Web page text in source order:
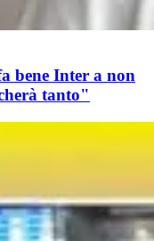
bene Inter a non
tanto"